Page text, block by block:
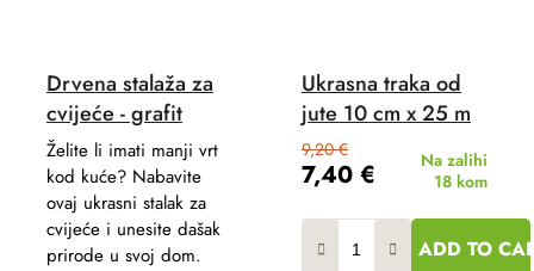
Drvena stalaža za
cvijeće - grafit
Želite li imati manji vrt
kod kuće? Nabavite
ovaj ukrasni stalak za
cvijeće i unesite dašak
prirode u svoj dom.
Ukrasna traka od
jute 10 cm x 25 m
7,40 €
9,20 €
Na zalihi
18 kom
ADD TO